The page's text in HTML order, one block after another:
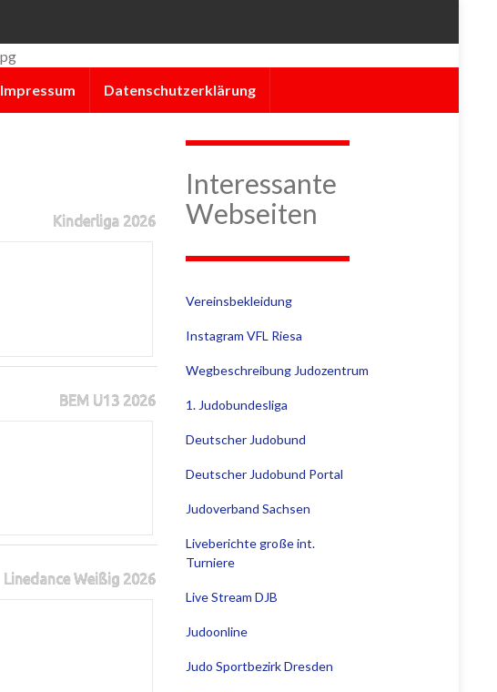
Impressum Datenschutzerklärung
Kinderliga 2026
BEM U13 2026
Linedance Weißig 2026
Interessante
Webseiten
Vereinsbekleidung
Instagram VFL Riesa
Wegbeschreibung Judozentrum
1. Judobundesliga
Deutscher Judobund
Deutscher Judobund Portal
Judoverband Sachsen
Liveberichte große int.
Turniere
Live Stream DJB
Judoonline
Judo Sportbezirk Dresden